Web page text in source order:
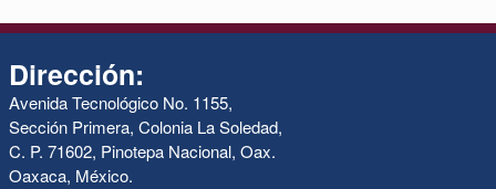
Dirección:
Avenida Tecnológico No. 1155,
Sección Primera, Colonia La Soledad,
C. P. 71602, Pinotepa Nacional, Oax.
Oaxaca, México.